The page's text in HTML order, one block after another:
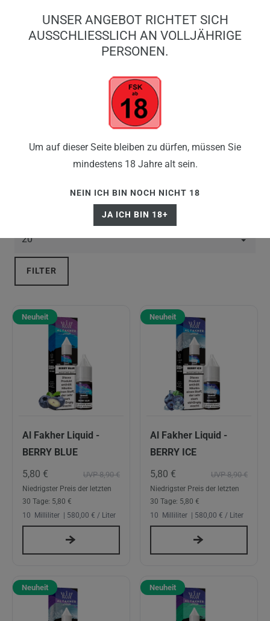
0
0,00 EUR
AL FAKHER LIQUID
FILTER
Neuheit
Al Fakher Liquid -
BERRY BLUE
UVP 8,90 €
5,80 €
Niedrigster Preis der letzten
30 Tage: 5,80 €
10 Milliliter | 580,00 € / Liter
Neuheit
Al Fakher Liquid -
BERRY ICE
UVP 8,90 €
5,80 €
Niedrigster Preis der letzten
30 Tage: 5,80 €
10 Milliliter | 580,00 € / Liter
Neuheit Neuheit
UNSER ANGEBOT RICHTET SICH
AUSSCHLIESSLICH AN VOLLJÄHRIGE P
ERSONEN.
Um auf dieser Seite bleiben zu dürfen, müssen Sie
mindestens 18 Jahre alt sein.
NEIN ICH BIN NOCH NICHT 18
JA ICH BIN 18+